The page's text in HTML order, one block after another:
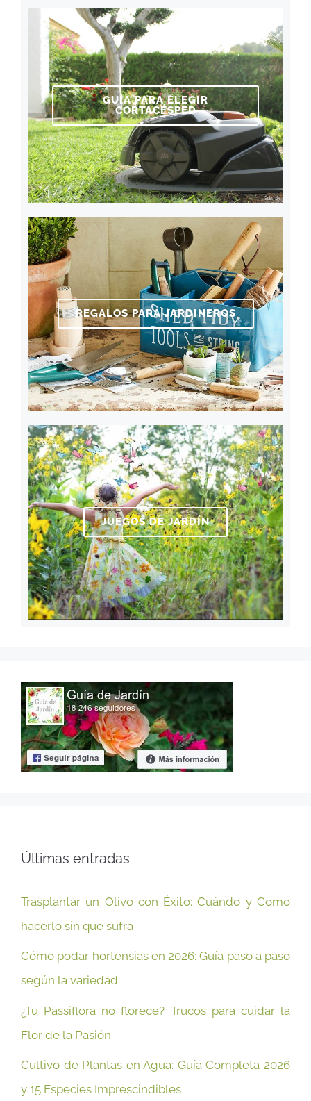
GUÍA PARA ELEGIR
CORTACÉSPED
REGALOS PARA JARDINEROS
JUEGOS DE JARDÍN
Últimas entradas
Trasplantar un Olivo con Éxito: Cuándo y Cómo
hacerlo sin que sufra
Cómo podar hortensias en 2026: Guía paso a paso
según la variedad
¿Tu Passiflora no florece? Trucos para cuidar la
Flor de la Pasión
Cultivo de Plantas en Agua: Guía Completa 2026
y 15 Especies Imprescindibles